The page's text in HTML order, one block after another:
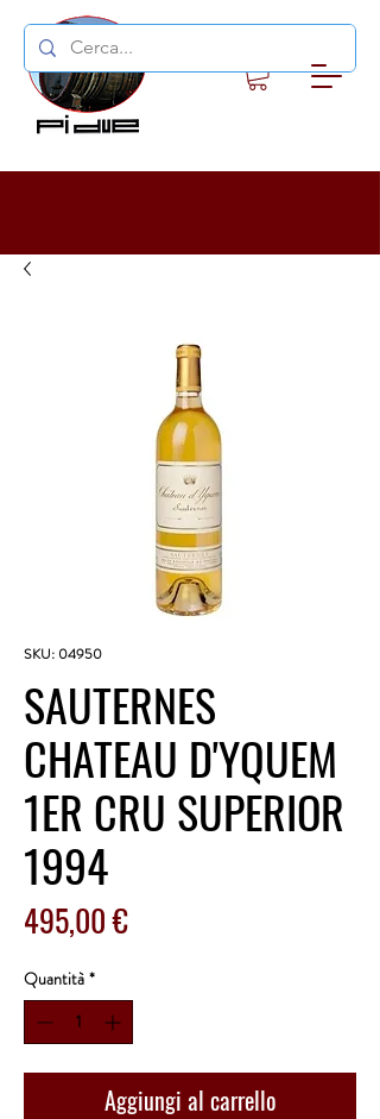
SKU: 04950
SAUTERNES
CHATEAU D'YQUEM
1ER CRU SUPERIOR
1994
495,00 €Prezzo
Quantità *
Aggiungi al carrello